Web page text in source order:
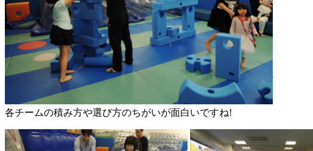
各チームの積み方や選び方のちがいが面白いですね!